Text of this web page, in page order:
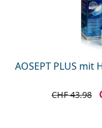
AOSEPT PLUS
CHF 43.98